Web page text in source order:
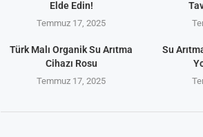
Elde Edin!
Temmuz 17, 2025
Türk Malı Organik Su Arıtma
Cihazı Rosu
Temmuz 17, 2025
Su